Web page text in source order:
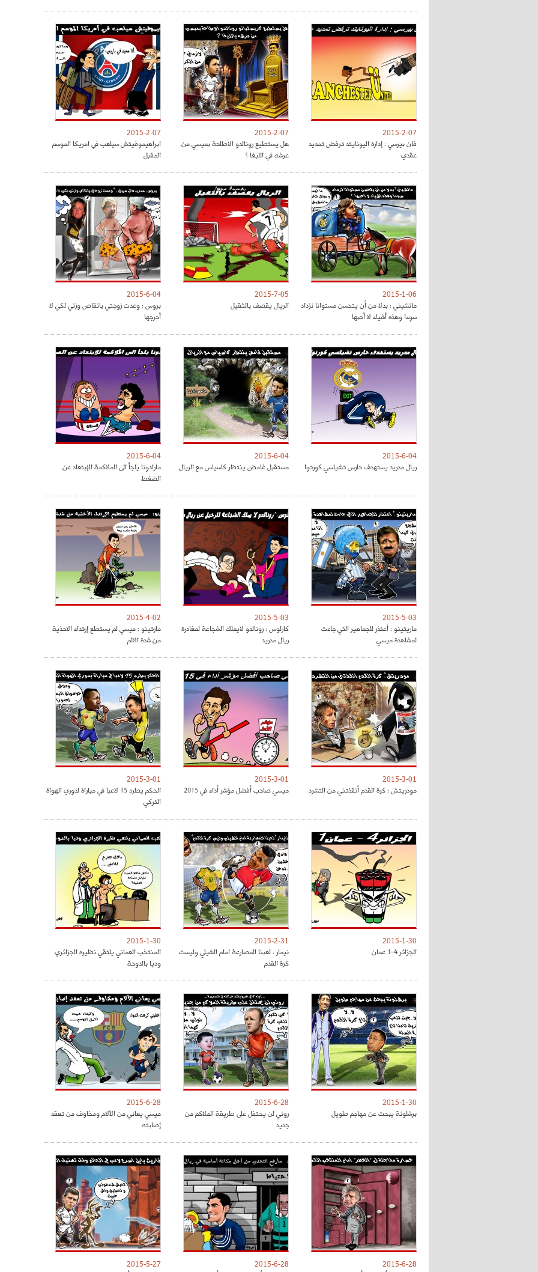
2015-2-07
فان بيرسي : إدارة اليونايتد ترفض تمديد
عقدي
2015-2-07
هل يستطيع رونالدو الاطاحة بميسي من
عرشه في الليغا ؟
2015-2-07
ابراهيموفيتش سيلعب في امريكا الموسم
المقبل
2015-1-06
مانشيني : بدلا من أن يتحسن مستوانا نزداد
سوءا وهذه أشياء لا أحبها
2015-7-05
الريال يقصف بالثقيل
2015-6-04
بروس : وعدت زوجتي بانقاص وزني لكي لا
أحرجها
2015-6-04
ريال مدريد يستهدف حارس تشيلسي كورتوا
2015-6-04
مستقبل غامض ينتظر كاسياس مع الريال
2015-6-04
مارادونا يلجأ الى الملاكمة للإبتعاد عن
الضغط
2015-5-03
ماريتينو : أعتذر للجماهير التي جاءت
لمشاهدة ميسي
2015-5-03
كارلوس : رونالدو لايملك الشجاعة لمغادرة
ريال مدريد
2015-4-02
مارتينو : ميسي لم يستطع إرتداء الاحذية
من شدة الالم
2015-3-01
مودريتش : كرة القدم أنقذتني من التشرد
2015-3-01
ميسي صاحب أفضل مؤشر أداء في 2015
2015-3-01
الحكم يطرد 15 لاعبا في مباراة لدوري الهواة
التركي
2015-1-30
الجزائر 4-1 عمان
2015-2-31
نيمار : لعبنا المصارعة امام الشيلي وليست
كرة القدم
2015-1-30
المنتخب العماني يلتقي نظيره الجزائري
وديا بالدوحة
2015-1-30
برشلونة يبحث عن مهاجم طويل
2015-6-28
روني لن يحتفل على طريقة الملاكم من
جديد
2015-6-28
ميسي يعاني من الألام ومخاوف من تعقد
إصابته
2015-6-28
2015-6-28
2015-5-27